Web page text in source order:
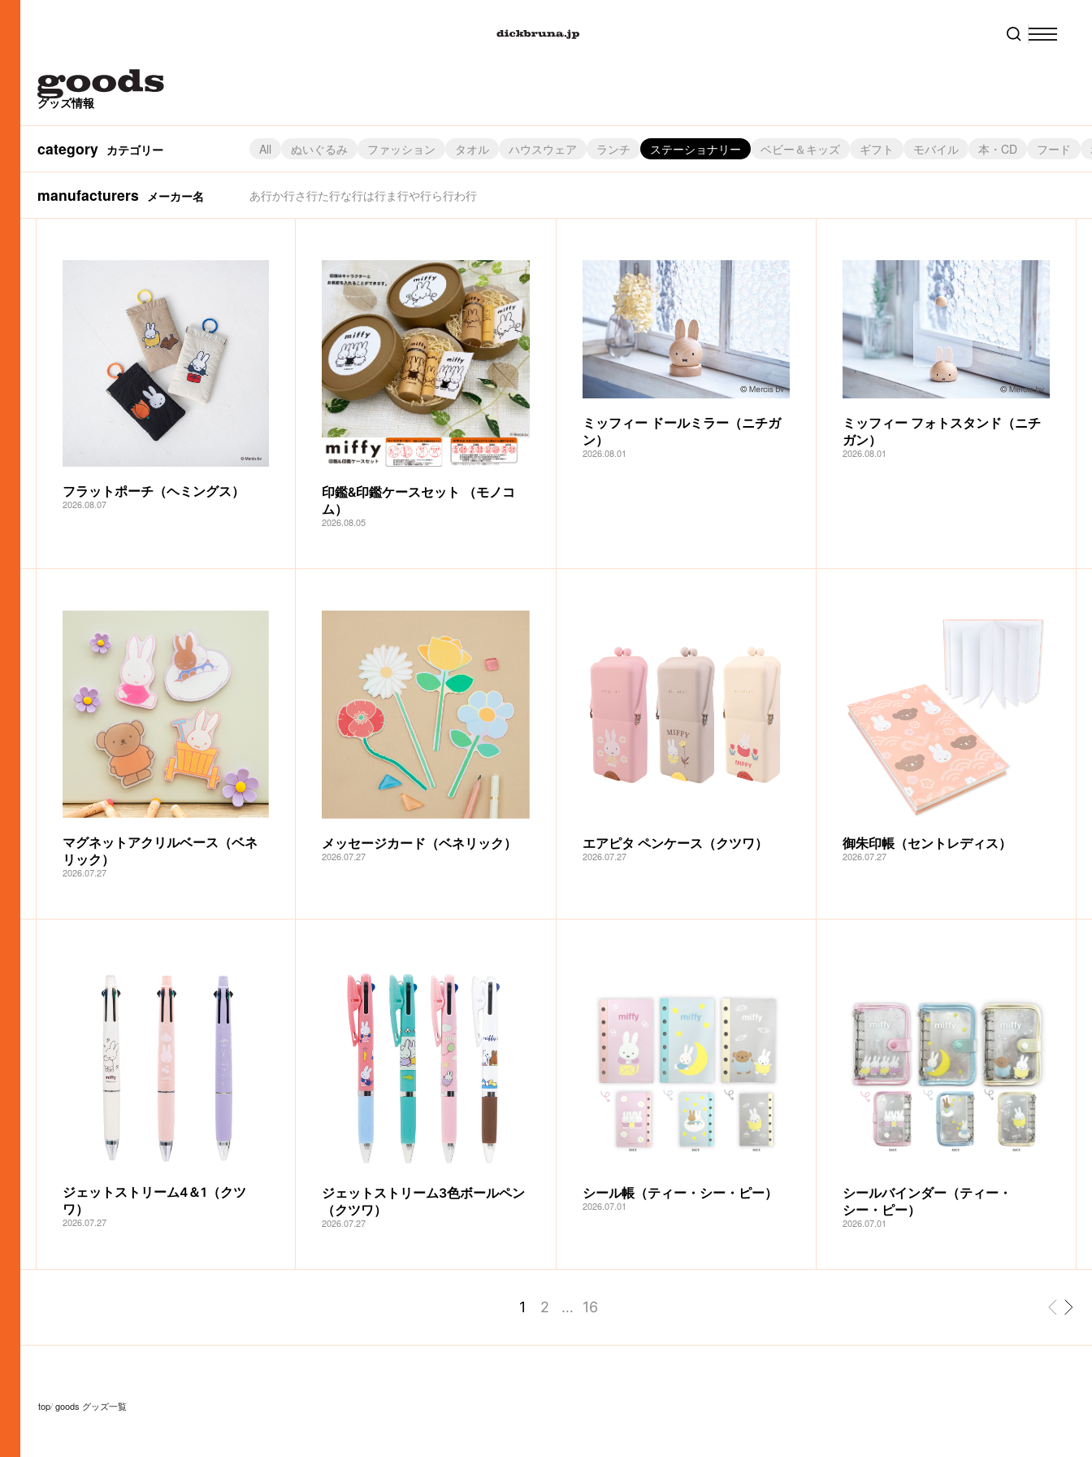
グッズ情報
category カテゴリー All ぬいぐるみ ファッション タオル ハウスウェア ランチ ステーショナリー ベビー＆キッズ ギフト モバイル 本・CD フード
manufacturers メーカー名 あ行か行さ行た行な行は行ま行や行ら行わ行
アートウエルド（株）（株）アイアップ アイデス（株）アイピーフォー（株）伊藤忠食品（株）稲垣服飾（株） （株）エーゾーン（株）エフエービージャパン（株）エンスカイ （株）オカトー （株）オランダ家
（株）金正陶器（株）かまわぬ（株）カムアクロス カルチュア・エンタテインメント（株）（株）カワダ川辺（株）／インターモード川辺関東プラスチック工業（株） （株）Qualia （株）Green Flash（株）栗庵風味堂
（株）グレイス(株)グローバルプロダクトプランニング（株）ケイカンパニー （株）コード（株）講談社 （株）コッカ （株）こどものかお
サーモス（株）（株）サマンサタバサジャパンリミテッド（株）シフレ（株）JAM/JAMMY粧美堂（株）（株）スクエア スケーター（株）（株）スタジオアリス（株）スペースジョイ （株）スモール・プラネット（株）スリーアローズ
（株）セガ フェイブ
（株）セキグチ センコ－(株) （株）セントレディスゾーウィー（株） Sonotas （株）
（株）タイトー（株）タカラトミーアーツ（株）龍村美術織物（株）タマハシ（株）ティー・シー・ピー （株）ティーズファクトリー（株）テレビ東京コミュニケーションズ （株）天賞堂東リ（株）
（株）ナガノファクトリーナカバヤシ（株） （株）ニコット 西川（株）（株）ニチガン
（株）パイロットコーポレーション（株）白泉社（MOE編集部）（株）ハシ－トップイン（株）パンクス（株）ピージーデザイン（株）美術出版社（株）フィーユ・ブルー フェイラージャパン（株） （株）フェリシモ（株）福音館書店
フジパン（株）富士ホーロー（株） （株）フリーライドブルーシープ（株） （株）文藝春秋ベネリック（株） （株）ヘミングス
（株）マリモクラフト（株）マルアイ 丸栄タオル（株）丸眞（株）丸富インターナショナルトレーディング（株） （株）ミササ(株)ミノダ村上美術（株）（株）メディコム・トイ （株）元町ファクトリー（株）モノコム
（株）ヤマハ ミュージック エンタテインメントホールディングス（株）ユニクロ横井定（株）
（株）リーメント（株）リッチェルリリカラ（株）（株）レイ・アウト（株）レッグス
（株）ワタナベ
フラットポーチ（ヘミングス）
2026.08.07
印鑑&印鑑ケースセット （モノコ
ム）
2026.08.05
ミッフィー ドールミラー（ニチガ
ン）
2026.08.01
ミッフィー フォトスタンド（ニチ
ガン）
2026.08.01
マグネットアクリルベース（ベネ
リック）
2026.07.27
メッセージカード（ベネリック）
2026.07.27
エアピタ ペンケース（クツワ）
2026.07.27
御朱印帳（セントレディス）
2026.07.27
ジェットストリーム4＆1（クツ
ワ）
2026.07.27
ジェットストリーム3色ボールペン
（クツワ）
2026.07.27
シール帳（ティー・シー・ピー）
2026.07.01
シールバインダー（ティー・
シー・ピー）
2026.07.01
1 2 … 16 前へ
次へ
top goods グッズ一覧